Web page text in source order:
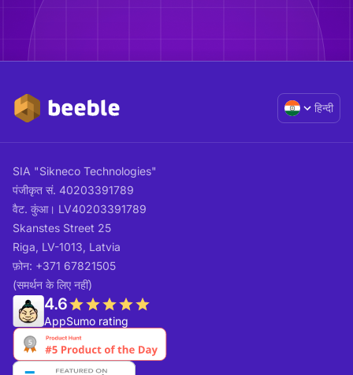
हिन्दी
SIA "Sikneco Technologies"
पंजीकृत सं. 40203391789
वैट. कुंआ। LV40203391789
Skanstes Street 25
Riga, LV-1013, Latvia
फ़ोन: +371 67821505
(समर्थन के लिए नहीं)
4.6
AppSumo rating